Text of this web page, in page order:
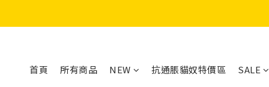
首頁 所有商品 NEW 抗通脹貓奴特價區
SALE